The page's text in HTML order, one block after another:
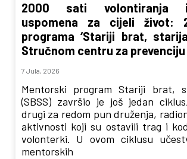
2000 sati volontiranja
uspomena za cijeli život:
programa ‘Stariji brat,
Stručnom centru za
7 Jula, 2026
Mentorski program Stariji brat,
(SBSS) završio je još jedan
drugi za redom pun druženja,
aktivnosti koji su ostavili trag i
volonterki. U ovom ciklusu
mentorskih